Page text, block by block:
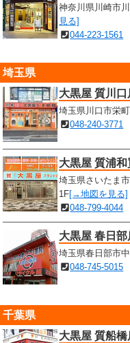
神奈川県川崎市
見る]
044-223-1561
埼玉県
大黒屋 質川口
埼玉県川口市栄
048-240-3771
大黒屋 質浦
埼玉県さいたま
1F[→地図を見る]
048-799-4044
大黒屋 春日部
埼玉県春日部市
048-745-5015
千葉県
大黒屋 質船橋